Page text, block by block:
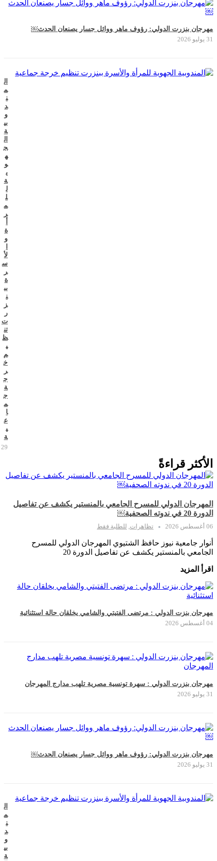
مهرجان بنزرت الدولي: رؤوف ماهر ووائل جسار يصنعان الحدث￼
31 يوليو 2026
ال
م
ن
د
و
بي
ة
ال
ج
ه
و
ي
ة
ل
ل
م
ر
ة
و
لأ
س
ر
ة
بب
ن
ز
ر
ت
تن
ظ
ي
م
خ
ر
ج
ة
ج
م
ا
ع
ي
ة
29 يوليو 2026
الأكثر قراءةً
المهرجان الدولي للمسرح الجامعي بالمنستير يكشف عن تفاصيل
الدورة 20 في ندوته الصحفية￼
06 أغسطس 2026 تظاهرات للطلبة فقط
أنوار جامعية نيوز حافظ الشتيوي المهرجان الدولي للمسرح
الجامعي بالمنستير يكشف عن تفاصيل الدورة 20
اقرأ المزيد
مهرجان بنزت الدولي : مرتضى الفتيتي والشامي يخلقان حالة استثنائية
04 أغسطس 2026
مهرجان بنزرت الدولي : سهرة تونسية مصرية تلهب مدارج المهرجان
31 يوليو 2026
مهرجان بنزرت الدولي: رؤوف ماهر ووائل جسار يصنعان الحدث￼
31 يوليو 2026
ال
م
ن
د
و
بي
ة